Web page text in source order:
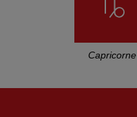
Capricorne